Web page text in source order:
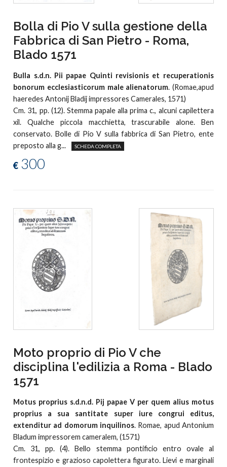
Bolla di Pio V sulla gestione della
Fabbrica di San Pietro - Roma,
Blado 1571
Bulla s.d.n. Pii papae Quinti revisionis et recuperationis
bonorum ecclesiasticorum male alienatorum. (Romae,apud
haeredes Antonij Bladij impressores Camerales, 1571)
Cm. 31, pp. (12). Stemma papale alla prima c., alcuni capilettera
xil. Qualche piccola macchietta, trascurabile alone. Ben
conservato. Bolle di Pio V sulla fabbrica di San Pietro, ente
preposto alla g...
SCHEDA COMPLETA
€ 300
Moto proprio di Pio V che
disciplina l'edilizia a Roma - Blado
1571
Motus proprius s.d.n.d. Pij papae V per quem alius motus
proprius a sua santitate super iure congrui editus,
extenditur ad domorum inquilinos. Romae, apud Antonium
Bladum impressorem cameralem, (1571)
Cm. 31, pp. (4). Bello stemma pontificio entro ovale al
frontespizio e grazioso capolettera figurato. Lievi e marginali